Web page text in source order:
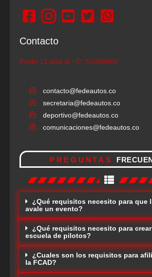
Contacto
Puedes LLamar al +57 3118080868
contacto@fedeautos.co
secretaria@fedeautos.co
deportivo@fedeautos.co
comunicaciones@fedeautos.co
PREGUNTAS
¿Qué requisitos necesito para que
avale un evento?
¿Qué requisitos necesito para
escuela de pilotos?
¿Cuales son los requisitos para
la FCAD?